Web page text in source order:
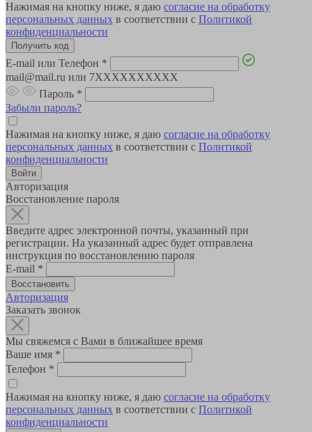
Нажимая на кнопку ниже, я даю согласие на обработку
персональных данных в соответствии с Политикой
конфиденциальности
E-mail или Телефон *
mail@mail.ru или 7XXXXXXXXXX
Пароль *
Забыли пароль?
Нажимая на кнопку ниже, я даю согласие на обработку
персональных данных в соответствии с Политикой
конфиденциальности
Авторизация
Восстановление пароля
Введите адрес электронной почты, указанный при
регистрации. На указанный адрес будет отправлена
инструкция по восстановлению пароля
E-mail *
Авторизация
Заказать звонок
Мы свяжемся с Вами в ближайшее время
Ваше имя *
Телефон *
Нажимая на кнопку ниже, я даю согласие на обработку
персональных данных в соответствии с Политикой
конфиденциальности